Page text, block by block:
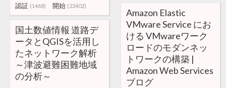
認証 (1468) 開始 (22402)
Amazon Elastic
VMware Service にお
ける VMwareワーク
ロードのモダンネッ
トワークの構築 |
Amazon Web Services
ブログ
国土数値情報 道路デ
ータとQGISを活用し
たネットワーク解析
～津波避難困難地域
の分析～